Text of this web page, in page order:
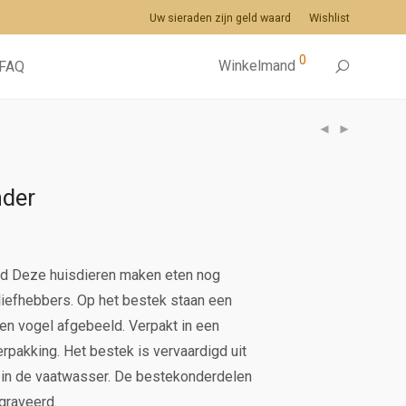
Uw sieraden zijn geld waard Wishlist
FAQ Winkelmand 0
Deze huisdieren maken eten nog
Op het bestek staan een
vogel afgebeeld. Verpakt in een
Het bestek is vervaardigd uit
de vaatwasser. De bestekonderdelen